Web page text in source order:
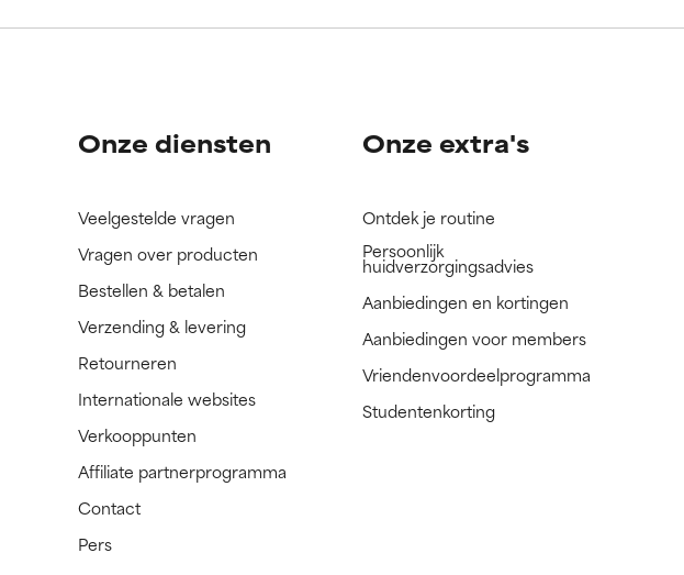
het onderzoek ernaar nog niet
het onderzoek ernaar nog niet
Onze diensten
Veelgestelde vragen
Vragen over producten
Bestellen & betalen
Verzending & levering
Retourneren
Internationale websites
Verkooppunten
Affiliate partnerprogramma
Contact
Pers
Onze extra's
Ontdek je routine
Persoonlijk
huidverzorgingsadvies
Aanbiedingen en kortingen
Aanbiedingen voor members
Vriendenvoordeelprogramma
Studentenkorting